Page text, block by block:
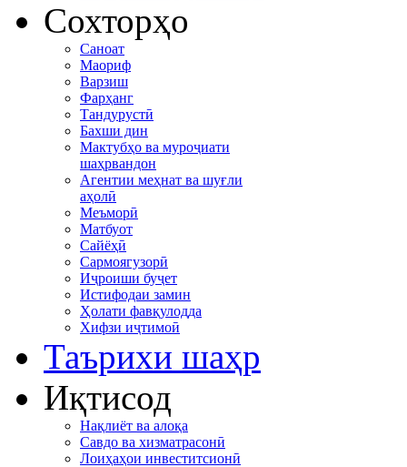
Сохторҳо
Саноат
Маориф
Варзиш
Фарҳанг
Тандурустӣ
Бахши дин
Мактубҳо ва муроҷиати
шаҳрвандон
Агентии меҳнат ва шуғли
аҳолӣ
Меъморӣ
Матбуот
Сайёҳӣ
Сармоягузорӣ
Иҷроиши буҷет
Истифодаи замин
Ҳолати фавқулодда
Хифзи иҷтимоӣ
Таърихи шаҳр
Иқтисод
Нақлиёт ва алоқа
Савдо ва хизматрасонӣ
Лоиҳаҳои инвеститсионӣ